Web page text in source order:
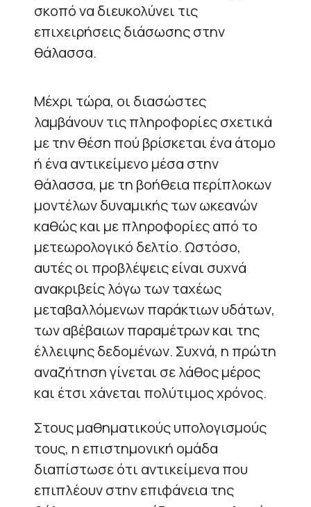
σκοπό να διευκολύνει τις
επιχειρήσεις διάσωσης στην
θάλασσα.
Μέχρι τώρα, οι διασώστες
λαμβάνουν τις πληροφορίες σχετικά
με την θέση πού βρίσκεται ένα άτομο
ή ένα αντικείμενο μέσα στην
θάλασσα, με τη βοήθεια περίπλοκων
μοντέλων δυναμικής των ωκεανών
καθώς και με πληροφορίες από το
μετεωρολογικό δελτίο. Ωστόσο,
αυτές οι προβλέψεις είναι συχνά
ανακριβείς λόγω των ταχέως
μεταβαλλόμενων παράκτιων υδάτων,
των αβέβαιων παραμέτρων και της
έλλειψης δεδομένων. Συχνά, η πρώτη
αναζήτηση γίνεται σε λάθος μέρος
και έτσι χάνεται πολύτιμος χρόνος.
Στους μαθηματικούς υπολογισμούς
τους, η επιστημονική ομάδα
διαπίστωσε ότι αντικείμενα που
επιπλέουν στην επιφάνεια της